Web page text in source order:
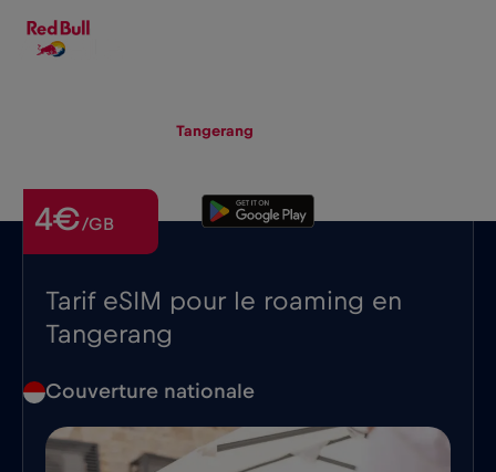
Tangerang
Tarif eSIM pour le roaming en
Tangerang
4€/GB
Couverture nationale